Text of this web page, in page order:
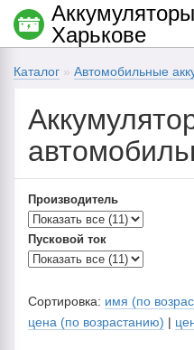
Каталог » Автомобильные
Производитель
Пусковой ток
Сортировка: имя (по
цена (по возрастанию) |
Харькове